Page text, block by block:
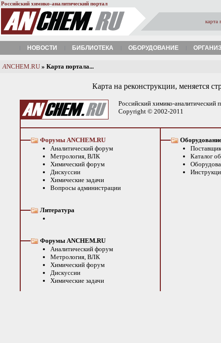
Российский химико-аналитический портал
карта
НОВОСТИ БИБЛИОТЕКА ОБОРУДОВАНИЕ
ANCHEM.RU » Карта портала...
Карта на реконструкции, меняется
Российский химико-аналитический
Copyright © 2002-2011
Форумы ANCHEM.RU
Аналитический форум
Метрология, ВЛК
Химический форум
Дискуссии
Химические задачи
Вопросы администрации
Литература
Форумы ANCHEM.RU
Аналитический форум
Метрология, ВЛК
Химический форум
Дискуссии
Химические задачи
Каталог